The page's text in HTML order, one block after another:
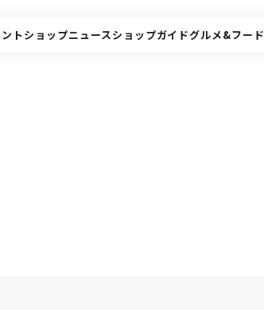
トショップニュースショップガイドグルメ&フード